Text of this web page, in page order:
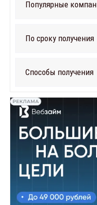
Популярные
По сроку получения
Способы получения